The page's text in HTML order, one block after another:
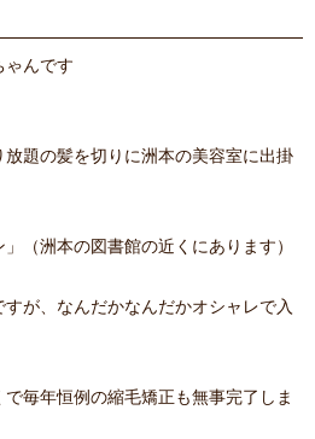
ゃんです
題の髪を切りに洲本の美容室に出掛
（洲本の図書館の近くにあります）
が、なんだかなんだかオシャレで入
毎年恒例の縮毛矯正も無事完了しま